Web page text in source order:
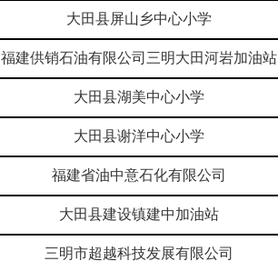
大田县屏山乡中心小学
福建供销石油有限公司三明大田河岩加油站
大田县湖美中心小学
大田县谢洋中心小学
福建省油中意石化有限公司
大田县建设镇建中加油站
三明市超越科技发展有限公司